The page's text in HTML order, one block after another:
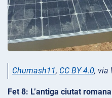
Chumash11, CC BY 4.0, via
Fet 8: L’antiga ciutat